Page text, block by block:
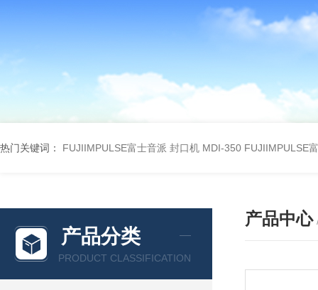
热门关键词： FUJIIMPULSE富士音派 封口机 MDI-350 FUJIIMPULSE
产品分类
PRODUCT CLASSIFICATION
产品中心